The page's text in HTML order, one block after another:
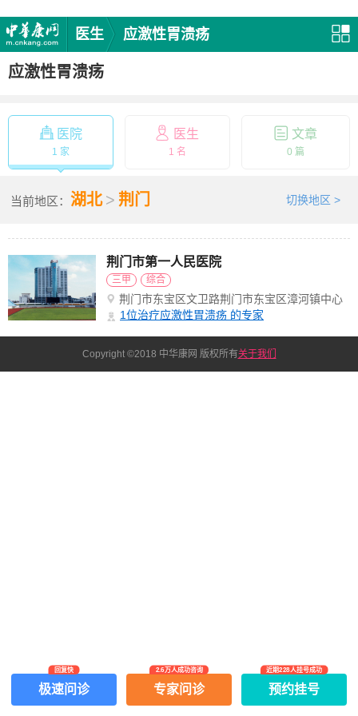
医生 应激性胃溃疡
应激性胃溃疡
医院
1 家
医生
1 名
文章
0 篇
当前地区： 湖北 > 荆门 切换地区 >
荆门市第一人民医院
三甲 综合
荆门市东宝区文卫路荆门市东宝区漳河镇中心
小学北侧约260米
1位治疗应激性胃溃疡 的专家
Copyright ©2018 中华康网 版权所有关于我们
极速问诊
回复快
专家问诊
2.6万人成功咨询
预约挂号
近期228人挂号成功